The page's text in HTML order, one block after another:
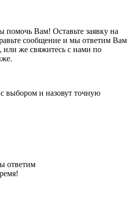
Вам! Оставьте заявку на
сообщение и мы ответим Вам
же свяжитесь с нами по
выбором и назовут точную
ответим